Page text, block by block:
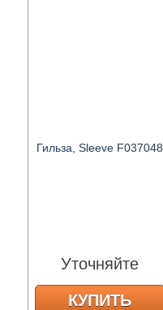
Гильза, Sleeve F037048
Уточняйте
КУПИТЬ